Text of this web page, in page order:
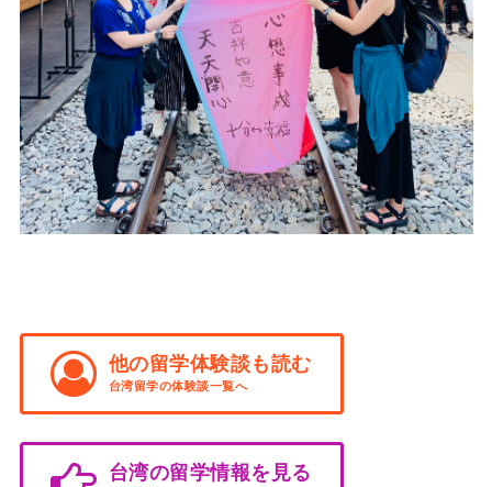
他の留学体験談も読む
台湾留学の体験談一覧へ
台湾の留学情報を見る